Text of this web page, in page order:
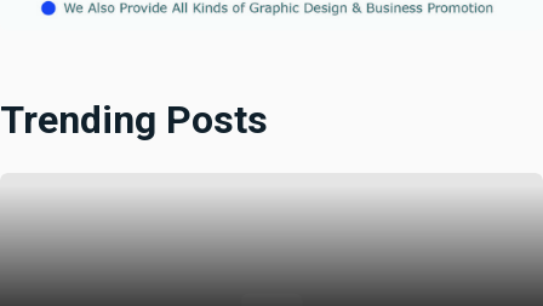
Trending Posts